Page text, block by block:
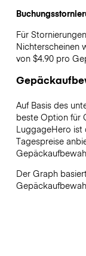
Für
Nichterscheinen
von $4.90 pro
Auf Basis des
beste Option für
LuggageHero ist
Tagespreise
Der Graph